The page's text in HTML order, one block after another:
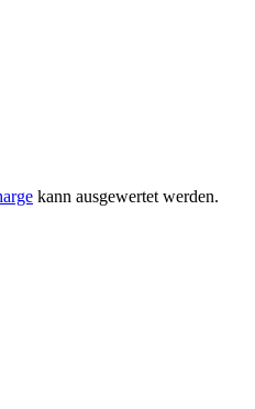
kann ausgewertet werden.